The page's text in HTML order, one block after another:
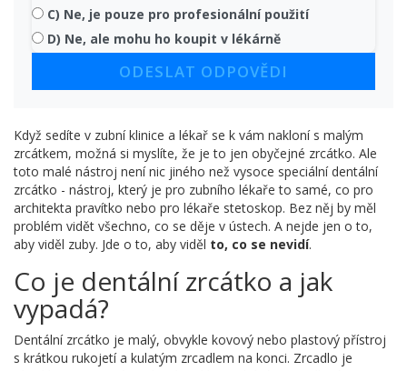
C) Ne, je pouze pro profesionální použití
D) Ne, ale mohu ho koupit v lékárně
ODESLAT ODPOVĚDI
Když sedíte v zubní klinice a lékař se k vám nakloní s malým
zrcátkem, možná si myslíte, že je to jen obyčejné zrcátko. Ale
toto malé nástroj není nic jiného než vysoce speciální dentální
zrcátko - nástroj, který je pro zubního lékaře to samé, co pro
architekta pravítko nebo pro lékaře stetoskop. Bez něj by měl
problém vidět všechno, co se děje v ústech. A nejde jen o to,
aby viděl zuby. Jde o to, aby viděl to, co se nevidí.
Co je dentální zrcátko a jak
vypadá?
Dentální zrcátko je malý, obvykle kovový nebo plastový přístroj
s krátkou rukojetí a kulatým zrcadlem na konci. Zrcadlo je